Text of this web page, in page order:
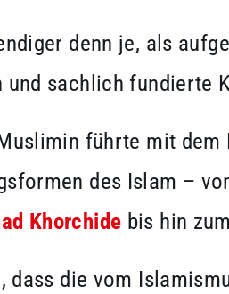
denn je, als
und sachlich fundierte
führte mit dem
des Islam –
Khorchide bis hin
dass die vom